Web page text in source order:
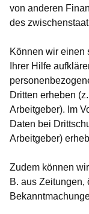
von anderen
des
Können wir einen
Ihrer Hilfe
Dritten erheben
Arbeitgeber). Im
Daten bei
Arbeitgeber)
Zudem können wir
B. aus Zeitungen,